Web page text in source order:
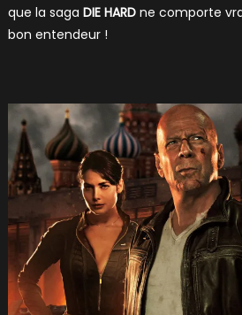
que la saga DIE HARDne comporte
bon entendeur !